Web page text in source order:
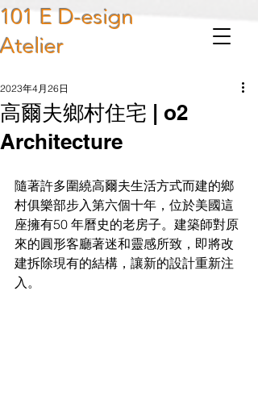
101 E D-esign
Atelier
高爾夫鄉村住宅 | o2
Architecture
2023年4月26日
隨著許多圍繞高爾夫生活方式而建的鄉
村俱樂部步入第六個十年，位於美國這
座擁有50 年曆史的老房子。建築師對原
來的圓形客廳著迷和靈感所致，即將改
建拆除現有的結構，讓新的設計重新注
入。